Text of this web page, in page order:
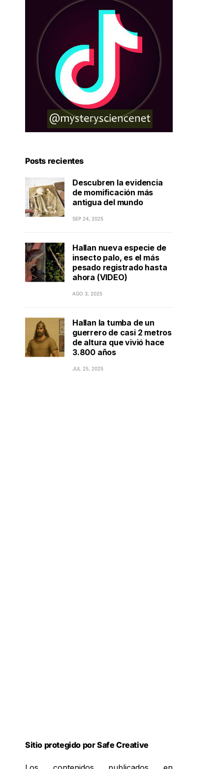
Posts recientes
Descubren la evidencia
de momificación más
antigua del mundo
SEP 24, 2025
Hallan nueva especie de
insecto palo, es el más
pesado registrado hasta
ahora (VIDEO)
AGO 3, 2025
Hallan la tumba de un
guerrero de casi 2 metros
de altura que vivió hace
3.800 años
JUL 25, 2025
Sitio protegido por Safe Creative